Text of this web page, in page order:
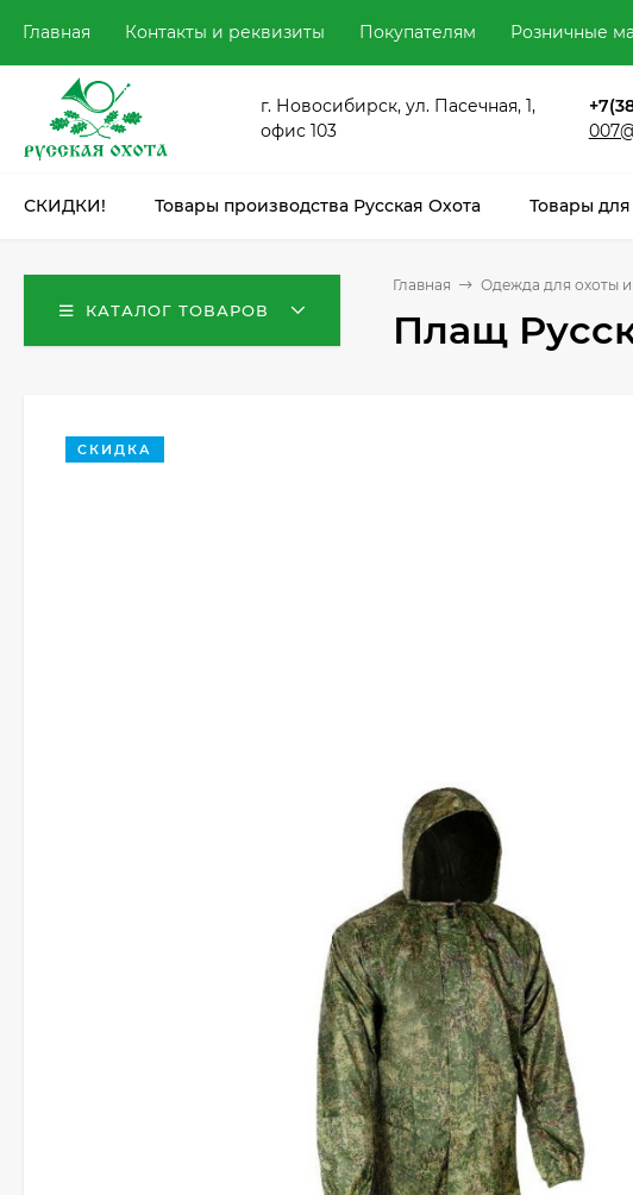
Главная Контакты и реквизиты Покупателям Розничные
г. Новосибирск, ул. Пасечная, 1,
офис 103
СКИДКИ! Товары производства Русская Охота Товары
КАТАЛОГ ТОВАРОВ
Главная Одежда для охоты
Плащ
СКИДКА